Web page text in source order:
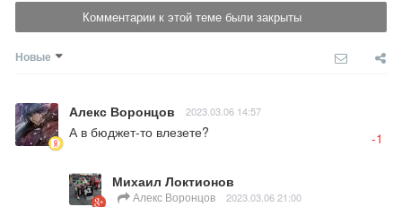
Комментарии к этой теме были закрыты
Новые
Алекс Воронцов 2023.03.06 14:57
А в бюджет-то влезете? -1
Михаил Локтионов
Алекс Воронцов 2023.03.06 21:00